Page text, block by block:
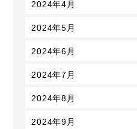
2024年4月
2024年5月
2024年6月
2024年7月
2024年8月
2024年9月